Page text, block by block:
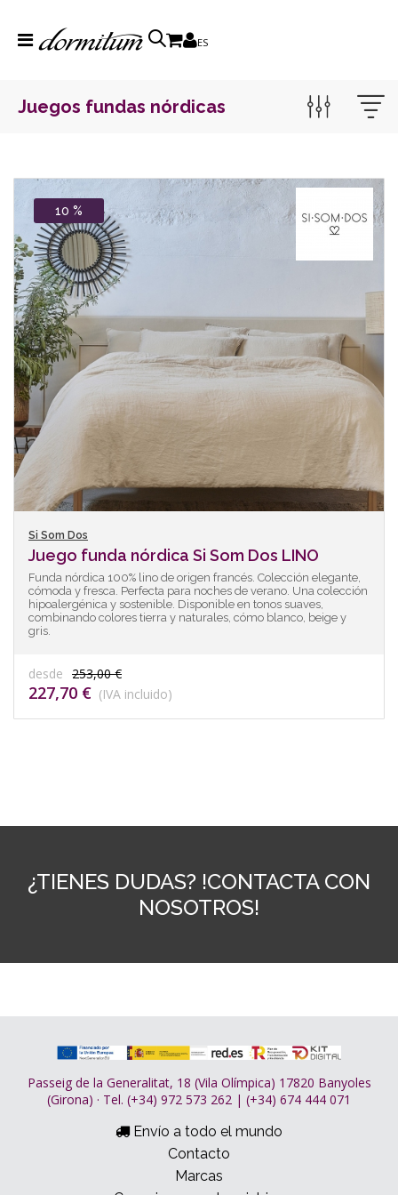
ES
Juegos fundas nórdicas
10 %
Si Som Dos
Juego funda nórdica Si Som Dos LINO
Funda nórdica 100% lino de origen francés. Colección elegante,
cómoda y fresca. Perfecta para noches de verano. Una colección
hipoalergénica y sostenible. Disponible en tonos suaves,
combinando colores tierra y naturales, cómo blanco, beige y
gris.
desde 253,00 €
227,70 € (IVA incluido)
¿TIENES DUDAS? !CONTACTA CON
NOSOTROS!
Passeig de la Generalitat, 18 (Vila Olímpica) 17820 Banyoles
(Girona) · Tel. (+34) 972 573 262 | (+34) 674 444 071
Envío a todo el mundo
Contacto
Marcas